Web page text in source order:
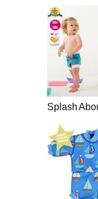
Splash